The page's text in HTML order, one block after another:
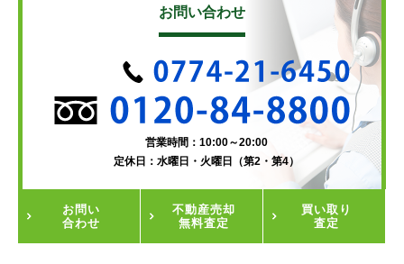
お問い合わせ
営業時間：10:00～20:00
定休日：水曜日・火曜日（第2・第4）
お問い
合わせ
不動産売却
無料査定
買い取り
査定